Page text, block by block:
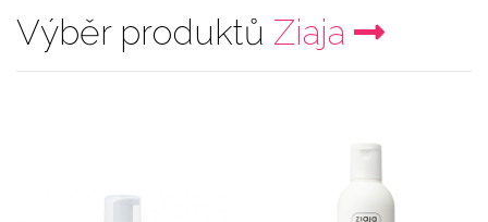
Výběr produktů Ziaja